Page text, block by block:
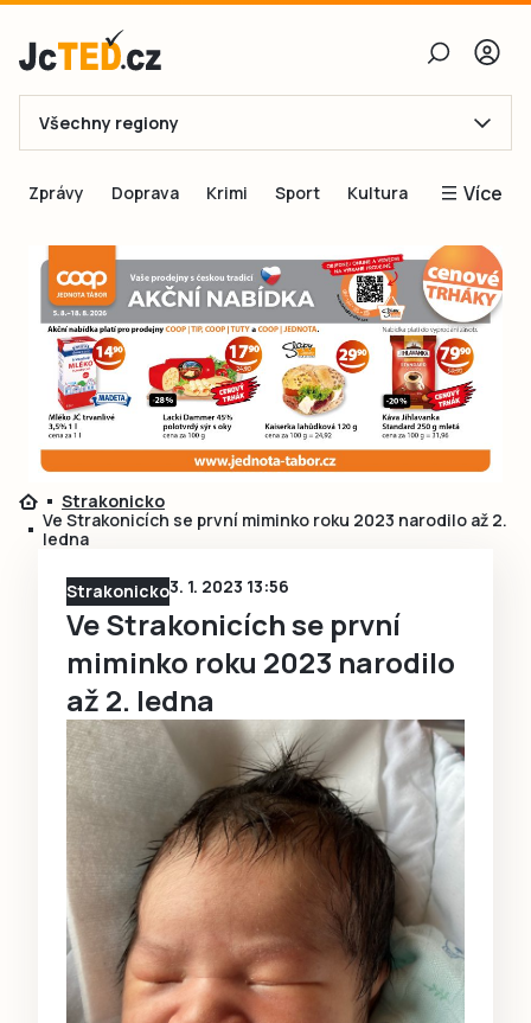
E-mail
Obnovit heslo
Přihlásit se
Přihlásit se přes Facebook
Ještě nemám účet, chci seRegistrovat
Všechny regiony
Zprávy Doprava Krimi Sport Kultura Více
Inspirace
Čtenáři píší
Speciální přílohy
Inzerce
Strakonicko
Ve Strakonicích se první miminko roku 2023 narodilo až 2.
ledna
Strakonicko3. 1. 2023 13:56
Ve Strakonicích se první
miminko roku 2023 narodilo
až 2. ledna